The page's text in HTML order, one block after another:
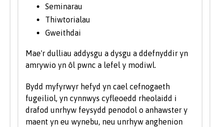
a’ch repertoire creadigol ac yn eich annog i
ddod o hyd i ffyrdd newydd o hunanfynegi.
Byddwch yn datblygu amrywiaeth o sgiliau
i gyflogwyr y dyfodol. Ymysg y sgiliau
hynny mae meddwl yn feirniadol ac yn
a gwneud ymchwil.
Bydd y project blwyddyn olaf yn cynnig
cyfle i ddangos sut mae eich creadigrwydd
Seminarau
Thiwtorialau
Gweithdai
Mae'r dulliau addysgu a dysgu a ddefnyddir yn
amrywio yn ôl pwnc a lefel y modiwl.
Bydd myfyrwyr hefyd yn cael cefnogaeth
fugeiliol, yn cynnwys cyfleoedd rheolaidd i
drafod unrhyw feysydd penodol o anhawster y
maent yn eu wynebu, neu unrhyw anghenion